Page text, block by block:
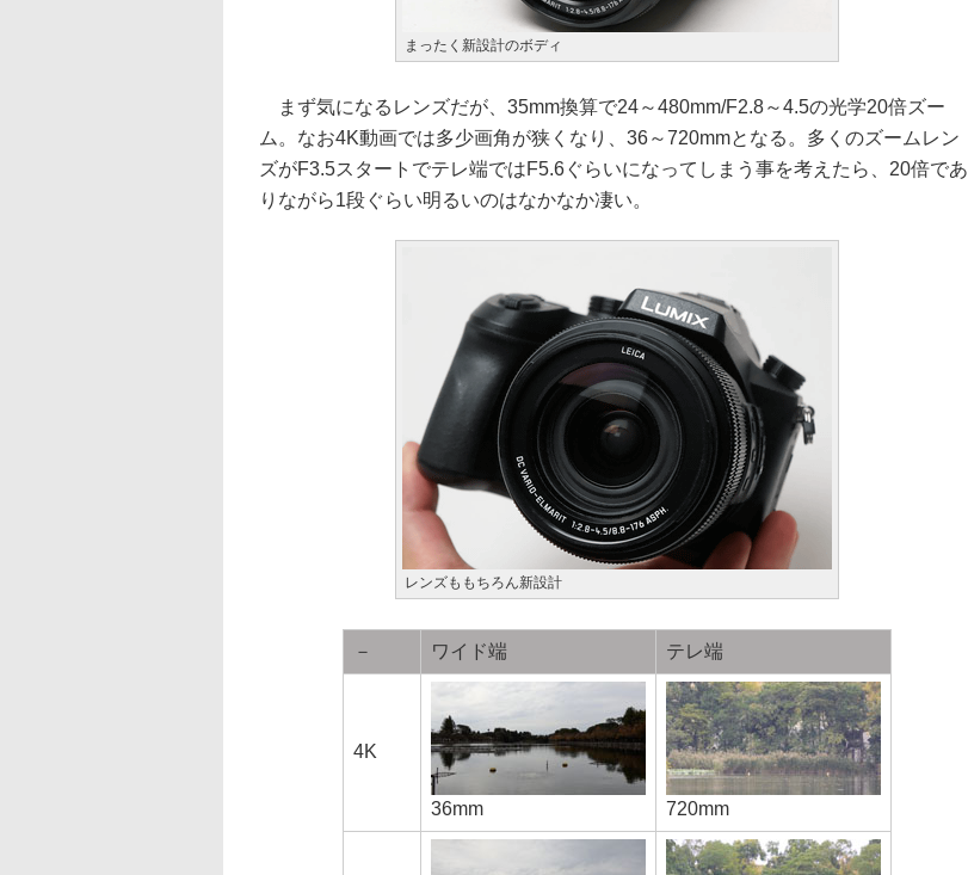
まったく新設計のボディ
まず気になるレンズだが、35mm換算で24～480mm/F2.8～4.5の光学20倍ズー
ム。なお4K動画では多少画角が狭くなり、36～720mmとなる。多くのズームレン
ズがF3.5スタートでテレ端ではF5.6ぐらいになってしまう事を考えたら、20倍であ
りながら1段ぐらい明るいのはなかなか凄い。
レンズももちろん新設計
－ ワイド端 テレ端
4K
36mm 720mm